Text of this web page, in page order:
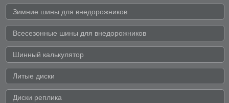
Зимние шины для внедорожников
Всесезонные шины для внедорожников
Шинный калькулятор
Литые диски
Диски реплика